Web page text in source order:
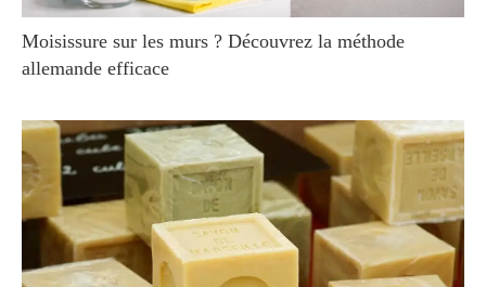
Moisissure sur les murs ? Découvrez la méthode
allemande efficace